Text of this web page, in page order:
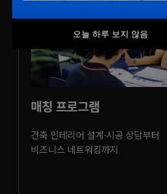
매칭 프로그램
건축 인테리어 설계·시공 상담부터
비즈니스 네트워킹까지
오늘 하루 보지 않음